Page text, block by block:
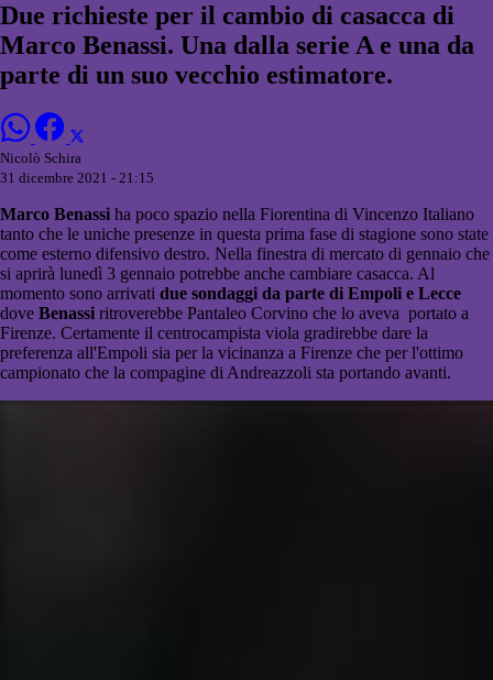
Due richieste per il cambio di casacca di
Marco Benassi. Una dalla serie A e una da
parte di un suo vecchio estimatore.
Nicolò Schira
31 dicembre 2021 - 21:15
Marco Benassi ha poco spazio nella Fiorentina di Vincenzo Italiano
tanto che le uniche presenze in questa prima fase di stagione sono state
come esterno difensivo destro. Nella finestra di mercato di gennaio che
si aprirà lunedì 3 gennaio potrebbe anche cambiare casacca. Al
momento sono arrivati due sondaggi da parte di Empoli e Lecce
dove Benassi ritroverebbe Pantaleo Corvino che lo aveva portato a
Firenze. Certamente il centrocampista viola gradirebbe dare la
preferenza all'Empoli sia per la vicinanza a Firenze che per l'ottimo
campionato che la compagine di Andreazzoli sta portando avanti.